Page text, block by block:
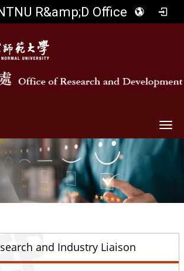
R&amp;D Office
and Industry Liaison